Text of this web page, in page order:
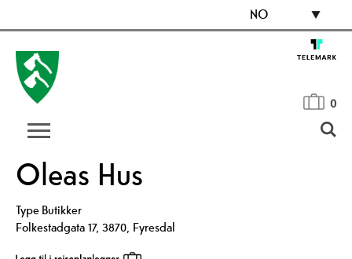
NO
0
Oleas Hus
TypeButikker
Folkestadgata 17, 3870, Fyresdal